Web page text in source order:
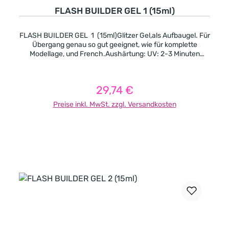
Durchschnittliche Bewertung von 0 von 5 Sternen
FLASH BUILDER GEL 1 (15ml)
FLASH BUILDER GEL 1 (15ml)Glitzer Gel,als Aufbaugel. Für
Übergang genau so gut geeignet, wie für komplette
Modellage, und French.Aushärtung: UV: 2-3 Minuten
Regulärer Preis:
29,74 €
Preise inkl. MwSt. zzgl. Versandkosten